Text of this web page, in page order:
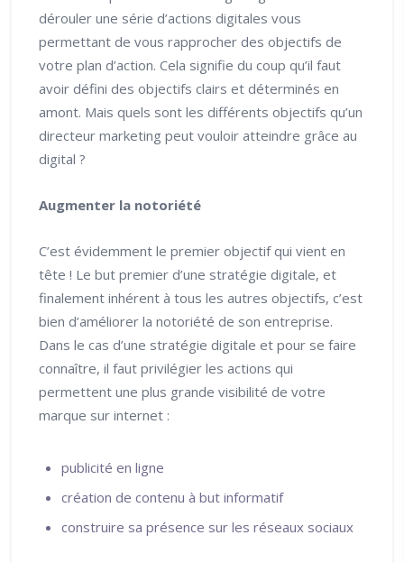
dérouler une série d’actions digitales vous
permettant de vous rapprocher des objectifs de
votre plan d’action. Cela signifie du coup qu’il faut
avoir défini des objectifs clairs et déterminés en
amont. Mais quels sont les différents objectifs qu’un
directeur marketing peut vouloir atteindre grâce au
digital ?
Augmenter la notoriété
C’est évidemment le premier objectif qui vient en
tête ! Le but premier d’une stratégie digitale, et
finalement inhérent à tous les autres objectifs, c’est
bien d’améliorer la notoriété de son entreprise.
Dans le cas d’une stratégie digitale et pour se faire
connaître, il faut privilégier les actions qui
permettent une plus grande visibilité de votre
marque sur internet :
publicité en ligne
création de contenu à but informatif
construire sa présence sur les réseaux sociaux